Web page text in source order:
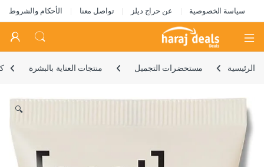
سياسة الخصوصية عن حراج ديلز تواصل معنا الأحكام والشروط
Open
الرئيسية مستحضرات التجميل منتجات العناية بالبشرة
🔍